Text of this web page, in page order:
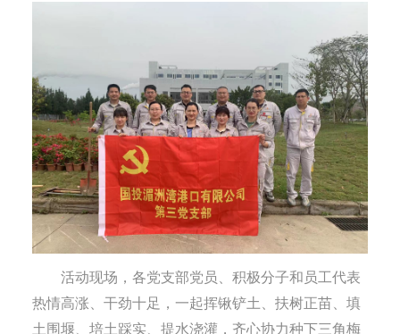
活动现场，各党支部党员、积极分子和员工代表
热情高涨、干劲十足，一起挥锹铲土、扶树正苗、填
土围堰、培土踩实、提水浇灌，齐心协力种下三角梅